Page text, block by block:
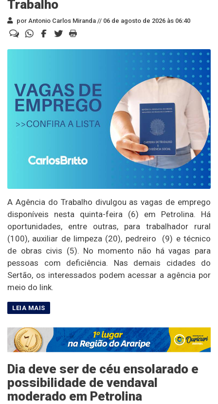
Trabalho
por Antonio Carlos Miranda // 06 de agosto de 2026 às 06:40
A Agência do Trabalho divulgou as vagas de emprego
disponíveis nesta quinta-feira (6) em Petrolina. Há
oportunidades, entre outras, para trabalhador rural
(100), auxiliar de limpeza (20), pedreiro (9) e técnico
de obras civis (5). No momento não há vagas para
pessoas com deficiência. Nas demais cidades do
Sertão, os interessados podem acessar a agência por
meio do link.
Dia deve ser de céu ensolarado e
possibilidade de vendaval
moderado em Petrolina